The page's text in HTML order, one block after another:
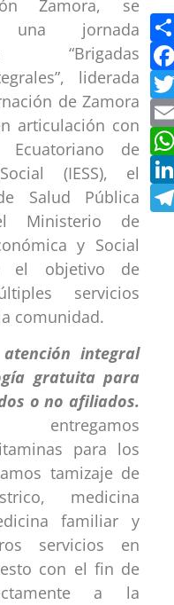
Zamora, se
una jornada
“Brigadas
liderada
de Zamora
articulación con
de
(IESS), el
Salud Pública
Ministerio de
y Social
el objetivo de
servicios
comunidad.
atención integral
gratuita para
o no afiliados.
entregamos
para los
tamizaje de
medicina
familiar y
servicios en
con el fin de
a la